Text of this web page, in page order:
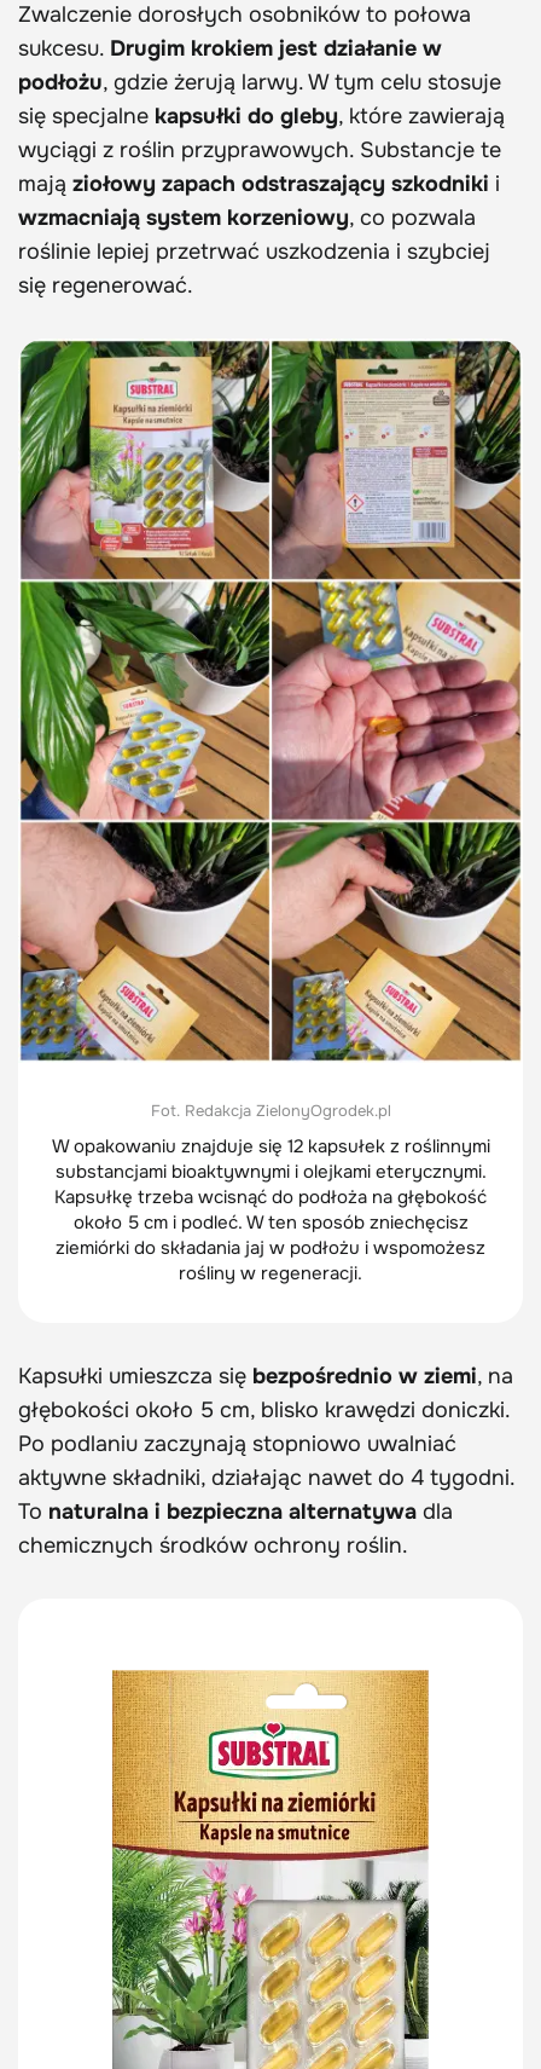
Zwalczenie dorosłych osobników to połowa
sukcesu. Drugim krokiem jest działanie w
podłożu, gdzie żerują larwy. W tym celu stosuje
się specjalne kapsułki do gleby, które zawierają
wyciągi z roślin przyprawowych. Substancje te
mają ziołowy zapach odstraszający szkodniki i
wzmacniają system korzeniowy, co pozwala
roślinie lepiej przetrwać uszkodzenia i szybciej
się regenerować.
Fot. Redakcja ZielonyOgrodek.pl
W opakowaniu znajduje się 12 kapsułek z roślinnymi
substancjami bioaktywnymi i olejkami eterycznymi.
Kapsułkę trzeba wcisnąć do podłoża na głębokość
około 5 cm i podleć. W ten sposób zniechęcisz
ziemiórki do składania jaj w podłożu i wspomożesz
rośliny w regeneracji.
Kapsułki umieszcza się bezpośrednio w ziemi, na
głębokości około 5 cm, blisko krawędzi doniczki.
Po podlaniu zaczynają stopniowo uwalniać
aktywne składniki, działając nawet do 4 tygodni.
To naturalna i bezpieczna alternatywa dla
chemicznych środków ochrony roślin.